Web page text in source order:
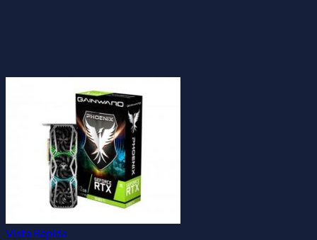
Vista Rápida